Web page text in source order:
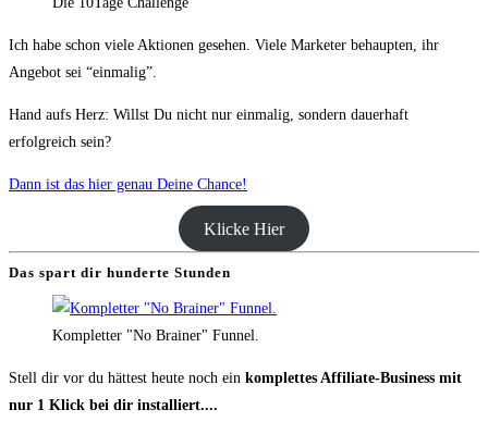
Ich habe schon viele Aktionen gesehen. Viele Marketer behaupten, ihr
Angebot sei “einmalig”.
Hand aufs Herz: Willst Du nicht nur einmalig, sondern dauerhaft
erfolgreich sein?
Dann ist das hier genau Deine Chance!
Klicke Hier
Das spart dir hunderte Stunden
Kompletter "No Brainer" Funnel.
Stell dir vor du hättest heute noch ein komplettes Affiliate-Business mit
nur 1 Klick bei dir installiert....